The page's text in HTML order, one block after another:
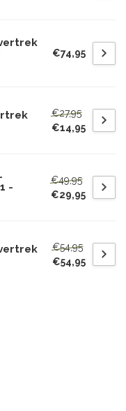
€74,95
€27,95
€14,95
-
€49,95
€29,95
€54,95
€54,95